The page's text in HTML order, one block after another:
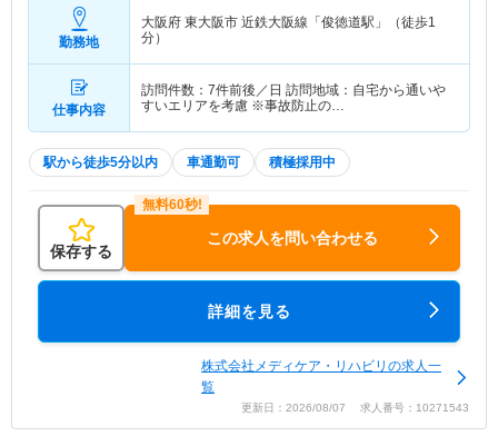
勤務地
大阪府 東大阪市 近鉄大阪線「俊徳道駅」（徒歩1
分）
仕事内容
訪問件数：7件前後／日 訪問地域：自宅から通いや
すいエリアを考慮 ※事故防止の…
駅から徒歩5分以内 車通勤可 積極採用中
保存する
この求人を問い合わせる
詳細を見る
株式会社メディケア・リハビリの求人一
覧
更新日：2026/08/07 求人番号：10271543